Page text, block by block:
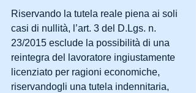
Riservando la tutela reale piena ai soli
casi di nullità, l’art. 3 del D.Lgs. n.
23/2015 esclude la possibilità di una
reintegra del lavoratore ingiustamente
licenziato per ragioni economiche,
riservandogli una tutela indennitaria,